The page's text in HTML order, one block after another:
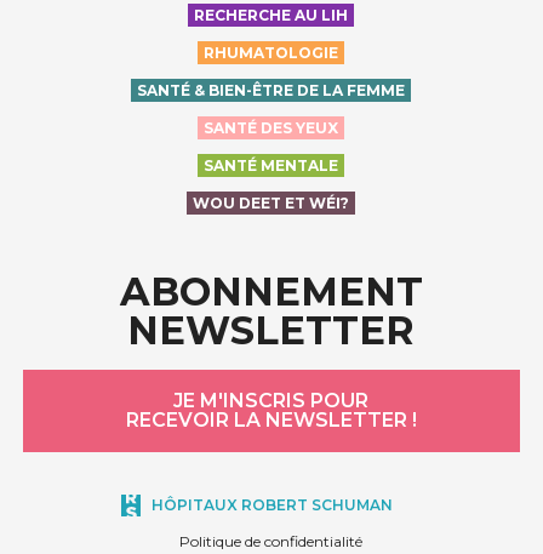
RECHERCHE AU LIH
RHUMATOLOGIE
SANTÉ & BIEN-ÊTRE DE LA FEMME
SANTÉ DES YEUX
SANTÉ MENTALE
WOU DEET ET WÉI?
ABONNEMENT
NEWSLETTER
JE M'INSCRIS POUR
RECEVOIR LA NEWSLETTER !
HÔPITAUX ROBERT SCHUMAN
Politique de confidentialité